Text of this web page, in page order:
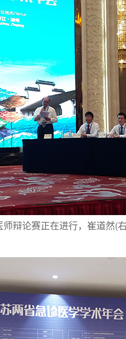
论赛正在进行，崔道然(右